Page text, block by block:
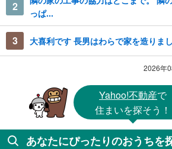
2
っぱ...
3 大喜利です 長男はわらで家を造りま
2026年
Yahoo!不動産で
住まいを探そう！
あなたにぴったりのおうちを